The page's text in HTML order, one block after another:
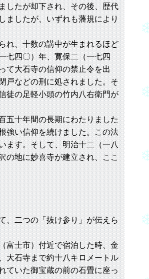
したが却下され、その後、歴代
ましたが、いずれも藩規により
、十数の講中が生まれるほど
七四〇）年、寛保二（一七四
て大石寺の信仰の禁止令を出
戸などの刑に処されました。そ
徒の足軽小頭の竹内八右衛門が
十年間の長期にわたりました
強い信仰を続けました。この法
ます。そして、明治十二（一八
の地に妙喜寺が建立され、ここ
二つの「抜け参り」が伝えら
士市）付近で宿泊した時、金
大石寺まで約十八キロメートル
ていた御宝蔵の前の石畳に座っ